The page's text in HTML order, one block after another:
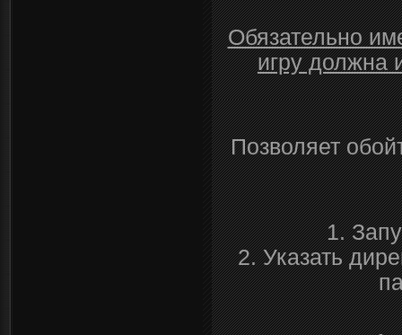
Обязательно
игру должна
Позволяет
1.
2. Указать